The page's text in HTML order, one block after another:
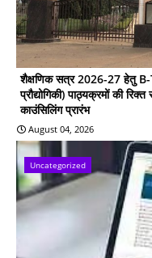
शैक्षणिक सत्र 2026-27 हेतु B-
प्रौद्योगिकी) पाठ्यक्रमों की
काउंसिलिंग प्रारंभ
August 04, 2026
Uncategorized